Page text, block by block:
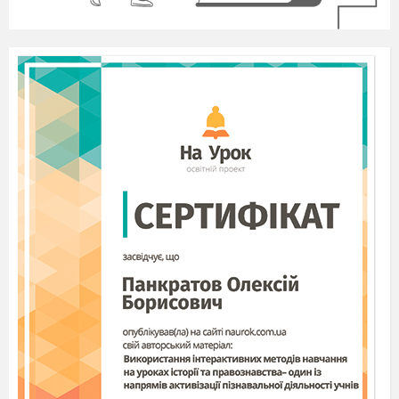
: передумови та хід бойових дій
1917-1918 рр.; причини вступу в війну США
та виходу з неї Росії; передумови підписання
Комп’єнського перемир’я;
роль особи в
воєнних подіях.
■ вміти: характеризувати хід бойових дій
1917-1918 рр., проводити їх порівняльний
проводити аналогії з попередніми
битвами;визначати втрати, здобутки і значення
війни.
Обладнання
:підручник, атлас, документи та
завдання на картках.
Очікувані результати:знати історичне
значення бойових дій 1917-1918 рр., їх
здобутки та втрати; характеризувати хід